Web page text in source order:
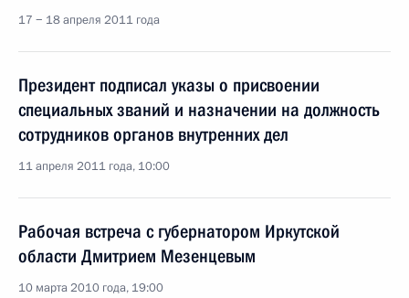
17 − 18 апреля 2011 года
Президент подписал указы о присвоении
специальных званий и назначении на должность
сотрудников органов внутренних дел
11 апреля 2011 года, 10:00
Рабочая встреча с губернатором Иркутской
области Дмитрием Мезенцевым
10 марта 2010 года, 19:00